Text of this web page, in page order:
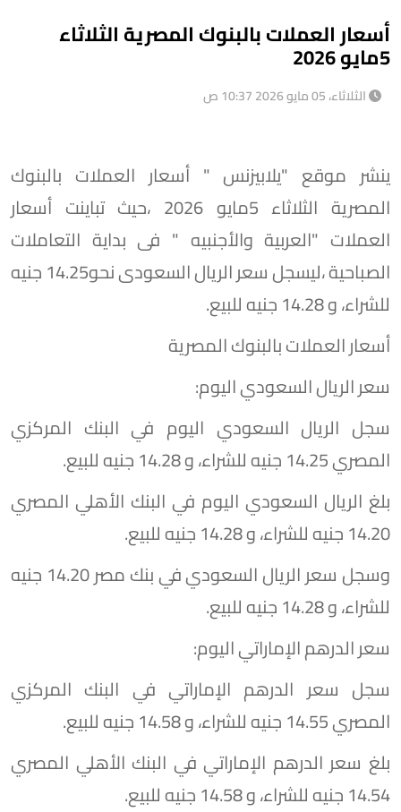
أسعار العملات بالبنوك المصرية الثلاثاء
5مايو 2026
الثلاثاء، 05 مايو 2026 10:37 ص
ينشر موقع "يلابيزنس " أسعار العملات بالبنوك
المصرية الثلاثاء 5مايو 2026 ،حيث تباينت أسعار
العملات "العربية والأجنبيه " فى بداية التعاملات
الصباحية ،ليسجل سعر الريال السعودى نحو14.25 جنيه
للشراء، و 14.28 جنيه للبيع.
أسعار العملات بالبنوك المصرية
سعر الريال السعودي اليوم:
سجل الريال السعودي اليوم في البنك المركزي
المصري 14.25 جنيه للشراء، و 14.28 جنيه للبيع.
بلغ الريال السعودي اليوم في البنك الأهلي المصري
14.20 جنيه للشراء، و 14.28 جنيه للبيع.
وسجل سعر الريال السعودي في بنك مصر 14.20 جنيه
للشراء، و 14.28 جنيه للبيع.
سعر الدرهم الإماراتي اليوم:
سجل سعر الدرهم الإماراتي في البنك المركزي
المصري 14.55 جنيه للشراء، و 14.58 جنيه للبيع.
بلغ سعر الدرهم الإماراتي في البنك الأهلي المصري
14.54 جنيه للشراء، و 14.58 جنيه للبيع.